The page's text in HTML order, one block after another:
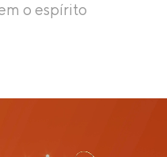
o espírito